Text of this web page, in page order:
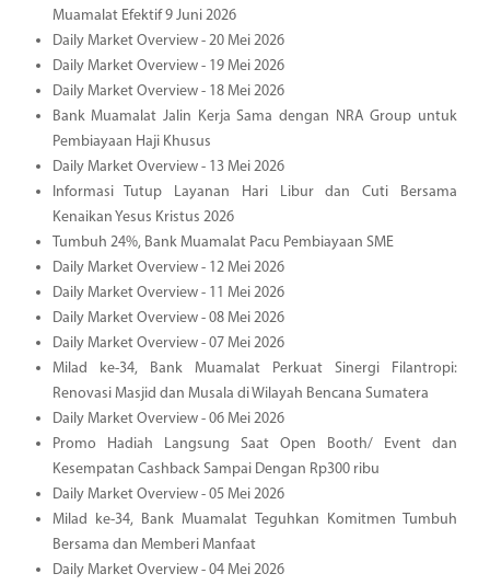
Muamalat Efektif 9 Juni 2026
Daily Market Overview - 20 Mei 2026
Daily Market Overview - 19 Mei 2026
Daily Market Overview - 18 Mei 2026
Bank Muamalat Jalin Kerja Sama dengan NRA Group untuk
Pembiayaan Haji Khusus
Daily Market Overview - 13 Mei 2026
Informasi Tutup Layanan Hari Libur dan Cuti Bersama
Kenaikan Yesus Kristus 2026
Tumbuh 24%, Bank Muamalat Pacu Pembiayaan SME
Daily Market Overview - 12 Mei 2026
Daily Market Overview - 11 Mei 2026
Daily Market Overview - 08 Mei 2026
Daily Market Overview - 07 Mei 2026
Milad ke-34, Bank Muamalat Perkuat Sinergi Filantropi:
Renovasi Masjid dan Musala di Wilayah Bencana Sumatera
Daily Market Overview - 06 Mei 2026
Promo Hadiah Langsung Saat Open Booth/ Event dan
Kesempatan Cashback Sampai Dengan Rp300 ribu
Daily Market Overview - 05 Mei 2026
Milad ke-34, Bank Muamalat Teguhkan Komitmen Tumbuh
Bersama dan Memberi Manfaat
Daily Market Overview - 04 Mei 2026